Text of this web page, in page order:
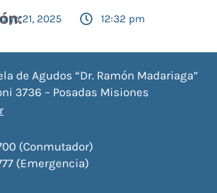
21, 2025 12:32 pm
de Agudos “Dr. Ramón Madariaga”
3736 – Posadas Misiones
(Conmutador)
(Emergencia)